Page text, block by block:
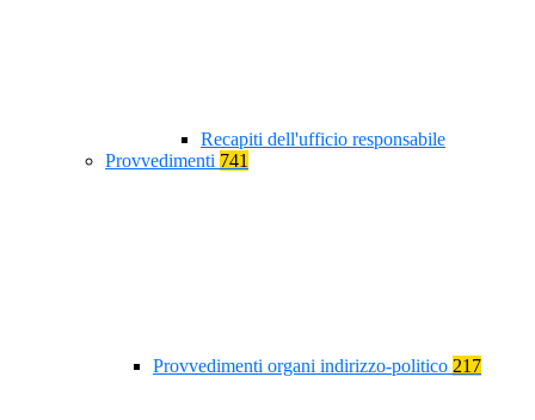
Recapiti dell'ufficio responsabile
Provvedimenti 741
Provvedimenti organi indirizzo-politico 217